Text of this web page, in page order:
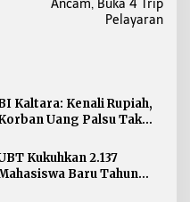
Ancam, Buka 4 Trip
Pelayaran
Kaltara: Kenali Rupiah,
Uang Palsu Tak
Kukuhkan 2.137
Baru Tahun